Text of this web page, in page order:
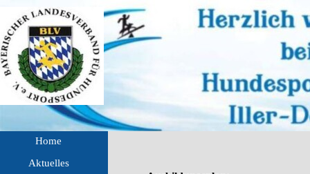
Home
Aktuelles